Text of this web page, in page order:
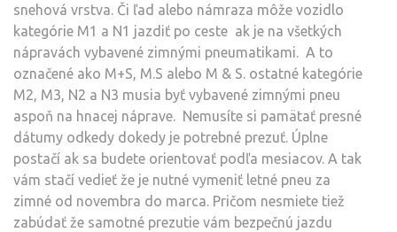
snehová vrstva. Či ľad alebo námraza môže vozidlo
kategórie M1 a N1 jazdiť po ceste ak je na všetkých
nápravách vybavené zimnými pneumatikami. A to
označené ako M+S, M.S alebo M & S. ostatné kategórie
M2, M3, N2 a N3 musia byť vybavené zimnými pneu
aspoň na hnacej náprave. Nemusíte si pamätať presné
dátumy odkedy dokedy je potrebné prezuť. Úplne
postačí ak sa budete orientovať podľa mesiacov. A tak
vám stačí vedieť že je nutné vymeniť letné pneu za
zimné od novembra do marca. Pričom nesmiete tiež
zabúdať že samotné prezutie vám bezpečnú jazdu